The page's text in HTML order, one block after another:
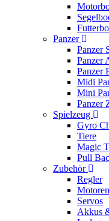
Panzer
Panzer
Panzer
Panzer
Midi
Mini
Panzer
Spielzeug
Gyro
Tiere
Magic
Pull
Zubehör
Regler
Motoren
Servos
Akkus